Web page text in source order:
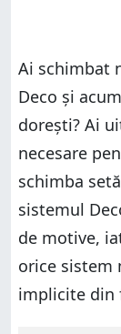
Ai schimbat
Deco și
dorești? Ai
necesare
schimba
sistemul
de motive,
orice sistem
implicite din